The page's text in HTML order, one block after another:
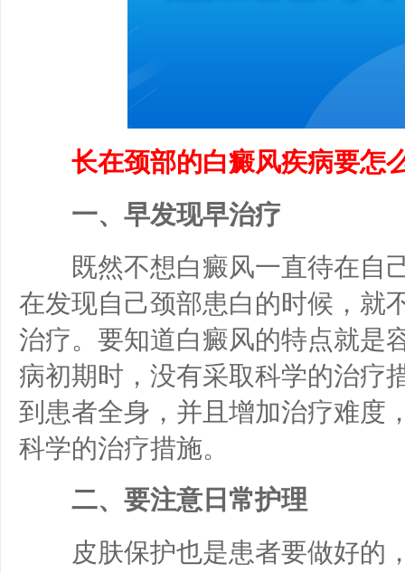
长在颈部的白癜风疾病要怎
一、早发现早治疗
既然不想白癜风一直待在自
在发现自己颈部患白的时候，就
治疗。要知道白癜风的特点就是
病初期时，没有采取科学的治疗
到患者全身，并且增加治疗难度
科学的治疗措施。
二、要注意日常护理
皮肤保护也是患者要做好的